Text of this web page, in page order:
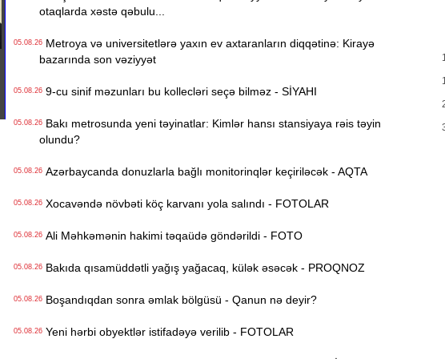
otaqlarda xəstə qəbulu...
05.08.26Metroya və universitetlərə yaxın ev axtaranların diqqətinə: Kirayə
bazarında son vəziyyət
05.08.269-cu sinif məzunları bu kollecləri seçə bilməz - SİYAHI
05.08.26Bakı metrosunda yeni təyinatlar: Kimlər hansı stansiyaya rəis təyin
olundu?
05.08.26Azərbaycanda donuzlarla bağlı monitorinqlər keçiriləcək - AQTA
05.08.26Xocavəndə növbəti köç karvanı yola salındı - FOTOLAR
05.08.26Ali Məhkəmənin hakimi təqaüdə göndərildi - FOTO
05.08.26Bakıda qısamüddətli yağış yağacaq, külək əsəcək - PROQNOZ
05.08.26Boşandıqdan sonra əmlak bölgüsü - Qanun nə deyir?
05.08.26Yeni hərbi obyektlər istifadəyə verilib - FOTOLAR